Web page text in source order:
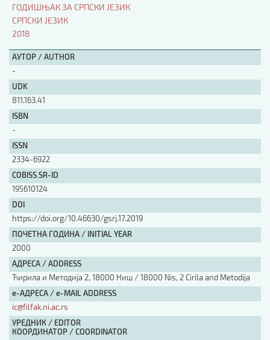
АУТОР / AUTHOR
UDK
ISBN
ISSN
COBISS.SR-ID
DOI
ГОДИШЊАК ЗА СРПСКИ ЈЕЗИК
СРПСКИ ЈЕЗИК
2018
АУТОР / AUTHOR
-
UDK
811.163.41
ISBN
-
ISSN
2334-6922
COBISS.SR-ID
195610124
DOI
https://doi.org/10.46630/gsrj.17.2019
ПОЧЕТНА ГОДИНА / INITIAL YEAR
2000
АДРЕСА / ADDRESS
Ћирила и Методија 2, 18000 Ниш / 18000 Nis, 2 Cirila and Metodija
е-АДРЕСА / e-MAIL ADDRESS
ic@filfak.ni.ac.rs
УРЕДНИК / EDITOR
КООРДИНАТОР / COORDINATOR